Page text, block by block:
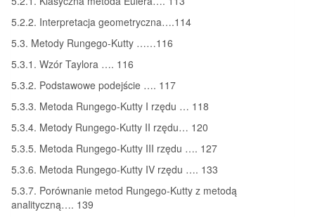
5.2.2. Interpretacja geometryczna….114
5.3. Metody Rungego-Kutty ……116
5.3.1. Wzór Taylora …. 116
5.3.2. Podstawowe podejście …. 117
5.3.3. Metoda Rungego-Kutty I rzędu … 118
5.3.4. Metody Rungego-Kutty II rzędu… 120
5.3.5. Metoda Rungego-Kutty III rzędu …. 127
5.3.6. Metoda Rungego-Kutty IV rzędu …. 133
5.3.7. Porównanie metod Rungego-Kutty z metodą
analityczną…. 139